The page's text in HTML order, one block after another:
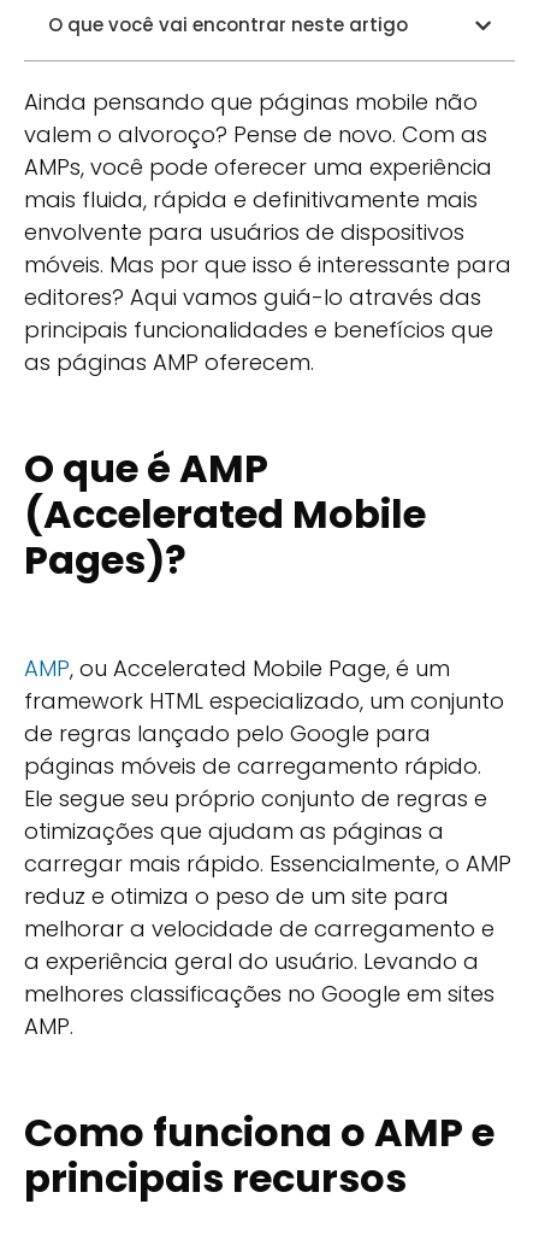
O que você vai encontrar neste artigo
Ainda pensando que páginas mobile não
valem o alvoroço? Pense de novo. Com as
AMPs, você pode oferecer uma experiência
mais fluida, rápida e definitivamente mais
envolvente para usuários de dispositivos
móveis. Mas por que isso é interessante para
editores? Aqui vamos guiá-lo através das
principais funcionalidades e benefícios que
as páginas AMP oferecem.
O que é AMP
(Accelerated Mobile
Pages)?
AMP, ou Accelerated Mobile Page, é um
framework HTML especializado, um conjunto
de regras lançado pelo Google para
páginas móveis de carregamento rápido.
Ele segue seu próprio conjunto de regras e
otimizações que ajudam as páginas a
carregar mais rápido. Essencialmente, o AMP
reduz e otimiza o peso de um site para
melhorar a velocidade de carregamento e
a experiência geral do usuário. Levando a
melhores classificações no Google em sites
AMP.
Como funciona o AMP e
principais recursos